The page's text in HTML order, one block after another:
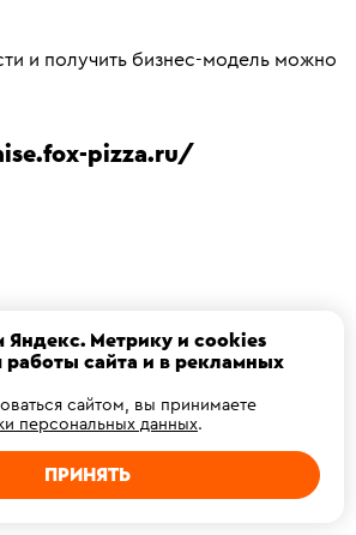
и получить бизнес-модель можно
pizza.ru/
Метрику и cookies
сайта и в рекламных
сайтом, вы принимаете
персональных данных.
ПРИНЯТЬ